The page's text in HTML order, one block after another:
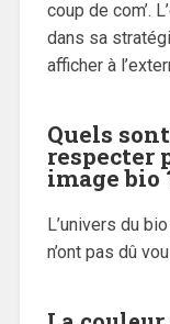
coup de com’.
dans sa
afficher à
Quels
respecter
image bio
L’univers du
n’ont pas dû